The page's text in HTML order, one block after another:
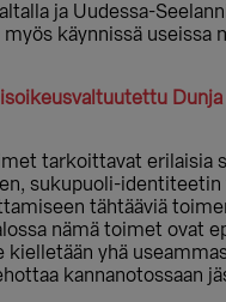
ja Uudessa-
myös käynnissä useissa
tarkoittavat erilaisia
sukupuoli-identiteetin
tähtääviä
nämä toimet ovat
kielletään yhä
kannanotossaan